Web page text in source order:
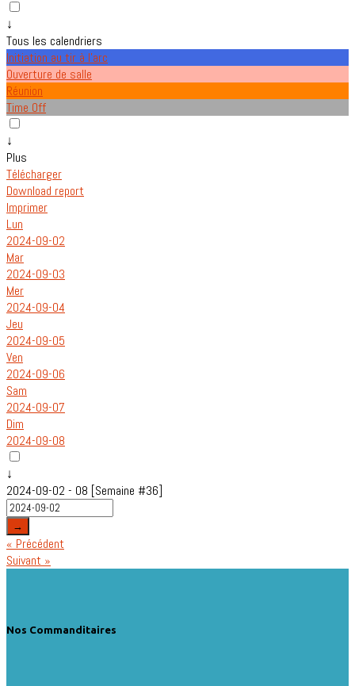
↓
Tous les calendriers
Initiation au tir à l'arc
Ouverture de salle
Réunion
Time Off
↓
Plus
Télécharger
Download report
Imprimer
Lun
2024-09-02
Mar
2024-09-03
Mer
2024-09-04
Jeu
2024-09-05
Ven
2024-09-06
Sam
2024-09-07
Dim
2024-09-08
↓
2024-09-02 - 08 [Semaine #36]
→
« Précédent
Suivant »
Nos Commanditaires